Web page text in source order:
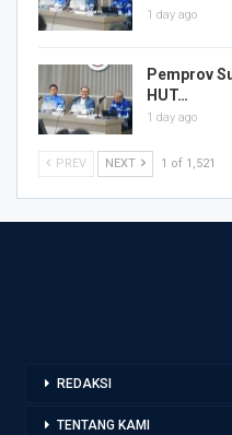
1 day ago
Pemprov
HUT…
1 day ago
PREV NEXT 1 of 1,521
REDAKSI
TENTANG KAMI